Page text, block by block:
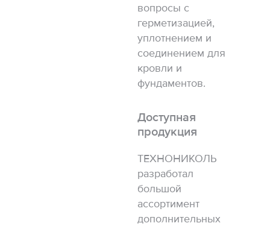
вопросы с
герметизацией,
уплотнением и
соединением для
кровли и
фундаментов.
Доступная
продукция
ТЕХНОНИКОЛЬ
разработал
большой
ассортимент
дополнительных